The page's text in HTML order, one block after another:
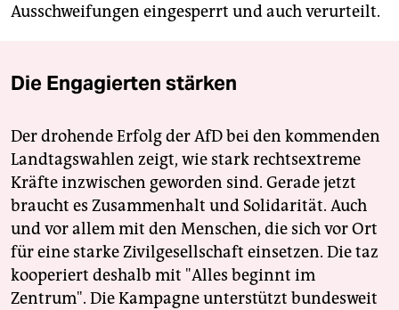
Ausschweifungen eingesperrt und auch verurteilt.
Die Engagierten stärken
Der drohende Erfolg der AfD bei den kommenden
Landtagswahlen zeigt, wie stark rechtsextreme
Kräfte inzwischen geworden sind. Gerade jetzt
braucht es Zusammenhalt und Solidarität. Auch
und vor allem mit den Menschen, die sich vor Ort
für eine starke Zivilgesellschaft einsetzen. Die taz
kooperiert deshalb mit "Alles beginnt im
Zentrum". Die Kampagne unterstützt bundesweit